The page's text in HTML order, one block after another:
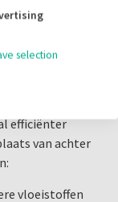
houden
efficiënter
van achter
vloeistoffen
selection